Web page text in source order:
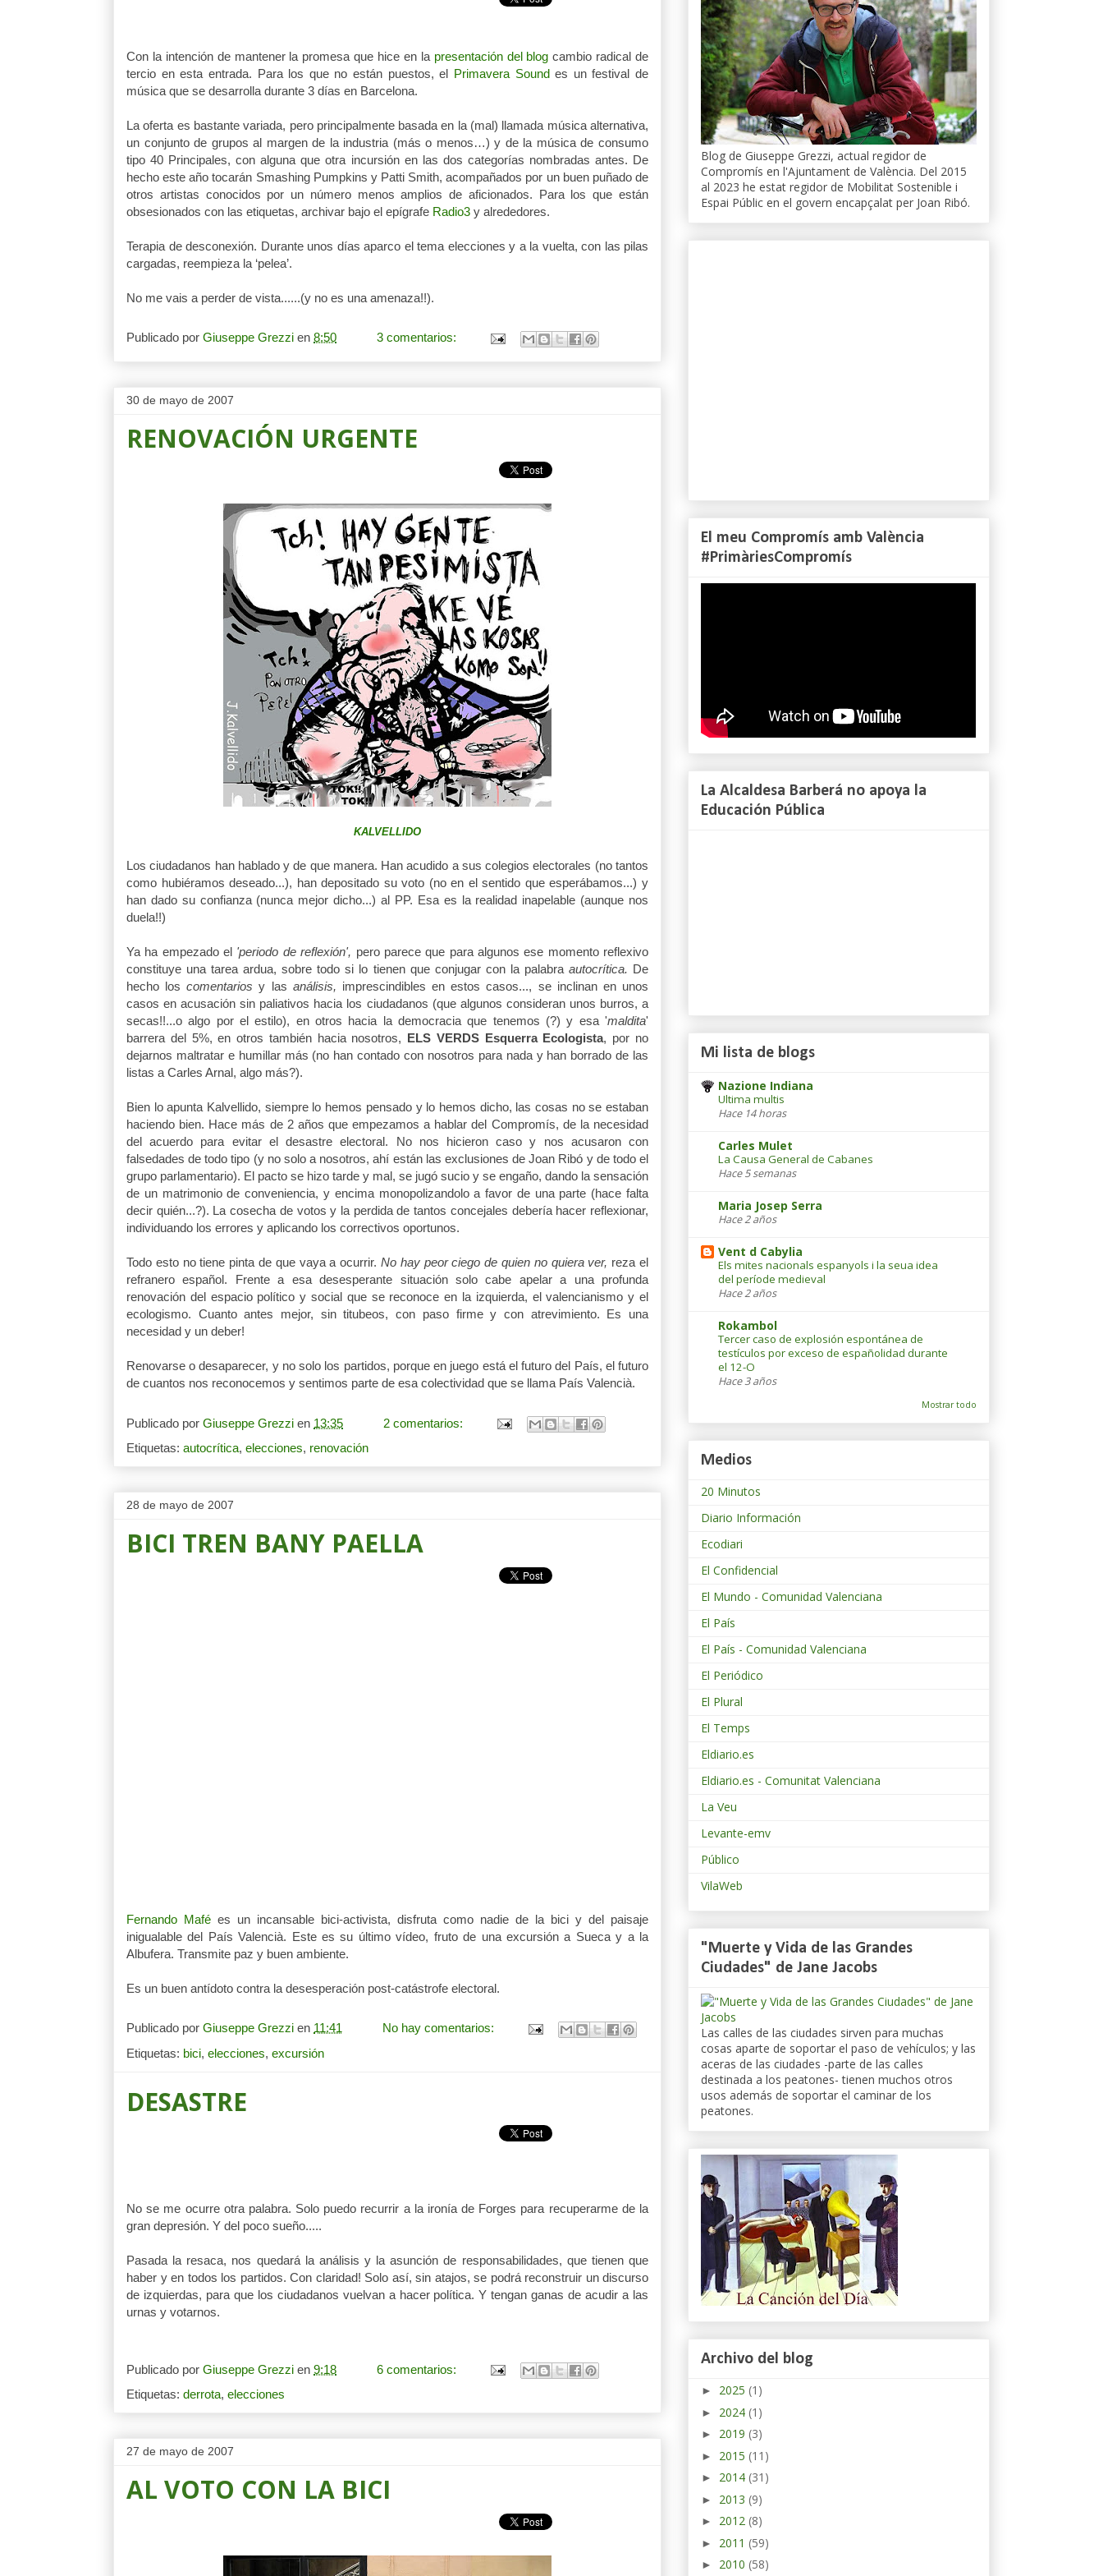
Con la intención de mantener la promesa que hice en la presentación del blogcambio radical de
tercio en esta entrada. Para los que no están puestos, el Primavera Soundes un festival de
música que se desarrolla durante 3 días en Barcelona.
La oferta es bastante variada, pero principalmente basada en la (mal) llamada música alternativa,
un conjunto de grupos al margen de la industria (más o menos…) y de la música de consumo
tipo 40 Principales, con alguna que otra incursión en las dos categorías nombradas antes. De
hecho este año tocarán Smashing Pumpkins y Patti Smith, acompañados por un buen puñado de
otros artistas conocidos por un número menos amplios de aficionados. Para los que están
obsesionados con las etiquetas, archivar bajo el epígrafe Radio3 y alrededores.
Terapia de desconexión. Durante unos días aparco el tema elecciones y a la vuelta, con las pilas
cargadas, reempieza la ‘pelea’.
No me vais a perder de vista......(y no es una amenaza!!).
Publicado por Giuseppe Grezzi en 8:50 3 comentarios:
30 de mayo de 2007
RENOVACIÓN URGENTE
KALVELLIDO
Los ciudadanos han hablado y de que manera. Han acudido a sus colegios electorales (no tantos
como hubiéramos deseado...), han depositado su voto (no en el sentido que esperábamos...) y
han dado su confianza (nunca mejor dicho...) al PP. Esa es la realidad inapelable (aunque nos
duela!!)
Ya ha empezado el 'periodo de reflexión', pero parece que para algunos ese momento reflexivo
constituye una tarea ardua, sobre todo si lo tienen que conjugar con la palabra autocrítica. De
hecho loscomentarios y las análisis, imprescindibles en estos casos..., se inclinan en unos
casos en acusación sin paliativos hacia los ciudadanos (que algunos consideran unos burros, a
secas!!...o algo por el estilo), en otros hacia la democracia que tenemos (?) y esa 'maldita'
barrera del 5%, en otros también hacia nosotros, ELS VERDS Esquerra Ecologista, por no
dejarnos maltratar e humillar más (no han contado con nosotros para nada y han borrado de las
listas a Carles Arnal, algo más?).
Bien lo apunta Kalvellido, siempre lo hemos pensado y lo hemos dicho, las cosas no se estaban
haciendo bien. Hace más de 2 años que empezamos a hablar del Compromís, de la necesidad
del acuerdo para evitar el desastre electoral. No nos hicieron caso y nos acusaron con
falsedades de todo tipo (y no solo a nosotros, ahí están las exclusiones de Joan Ribó y de todo el
grupo parlamentario). El pacto se hizo tarde y mal, se jugó sucio y se engaño, dando la sensación
de un matrimonio de conveniencia, y encima monopolizandolo a favor de una parte (hace falta
decir quién...?). La cosecha de votos y la perdida de tantos concejales debería hacer reflexionar,
individuando los errores y aplicando los correctivos oportunos.
Todo esto no tiene pinta de que vaya a ocurrir. No hay peor ciego de quien no quiera ver, reza el
refranero español. Frente a esa desesperante situación solo cabe apelar a una profunda
renovación del espacio político y social que se reconoce en la izquierda, el valencianismo y el
ecologismo. Cuanto antes mejor, sin titubeos, con paso firme y con atrevimiento. Es una
necesidad y un deber!
Renovarse o desaparecer, y no solo los partidos, porque en juego está el futuro del País, el futuro
de cuantos nos reconocemos y sentimos parte de esa colectividad que se llama País Valencià.
Publicado por Giuseppe Grezzi en 13:35
2 comentarios:
Etiquetas: autocrítica, elecciones, renovación
28 de mayo de 2007
BICI TREN BANY PAELLA
Fernando Mafé es un incansable bici-activista, disfruta como nadie de la bici y del paisaje
inigualable del País Valencià. Este es su último vídeo, fruto de una excursión a Sueca y a la
Albufera. Transmite paz y buen ambiente.
Es un buen antídoto contra la desesperación post-catástrofe electoral.
Publicado por Giuseppe Grezzi en 11:41
No hay comentarios:
Etiquetas: bici, elecciones, excursión
DESASTRE
No se me ocurre otra palabra. Solo puedo recurrir a la ironía de Forges para recuperarme de la
gran depresión. Y del poco sueño.....
Pasada la resaca, nos quedará la análisis y la asunción de responsabilidades, que tienen que
haber y en todos los partidos. Con claridad! Solo así, sin atajos, se podrá reconstruir un discurso
de izquierdas, para que los ciudadanos vuelvan a hacer política. Y tengan ganas de acudir a las
urnas y votarnos.
Publicado por Giuseppe Grezzi en 9:18
6 comentarios:
Etiquetas: derrota, elecciones
27 de mayo de 2007
AL VOTO CON LA BICI
Blog de Giuseppe Grezzi, actual regidor de
Compromís en l'Ajuntament de València. Del 2015
al 2023 he estat regidor de Mobilitat Sostenible i
Espai Públic en el govern encapçalat per Joan Ribó.
El meu Compromís amb València
#PrimàriesCompromís
La Alcaldesa Barberá no apoya la
Educación Pública
Mi lista de blogs
Nazione Indiana
Ultima multis
Hace 14 horas
Carles Mulet
La Causa General de Cabanes
Hace 5 semanas
Maria Josep Serra
Hace 2 años
Vent d Cabylia
Els mites nacionals espanyols i la seua idea
del període medieval
Hace 2 años
Rokambol
Tercer caso de explosión espontánea de
testículos por exceso de españolidad durante
el 12-O
Hace 3 años
Mostrar todo
Medios
20 Minutos
Diario Información
Ecodiari
El Confidencial
El Mundo - Comunidad Valenciana
El País
El País - Comunidad Valenciana
El Periódico
El Plural
El Temps
Eldiario.es
Eldiario.es - Comunitat Valenciana
La Veu
Levante-emv
Público
VilaWeb
"Muerte y Vida de las Grandes
Ciudades" de Jane Jacobs
Las calles de las ciudades sirven para muchas
cosas aparte de soportar el paso de vehículos; y las
aceras de las ciudades -parte de las calles
destinada a los peatones- tienen muchos otros
usos además de soportar el caminar de los
peatones.
Archivo del blog
► 2025 (1)
► 2024 (1)
► 2019 (3)
► 2015 (11)
► 2014 (31)
► 2013 (9)
► 2012 (8)
► 2011 (59)
► 2010 (58)